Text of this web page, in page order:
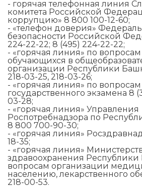
- горячая телефонная линия
комитета Российской
коррупцию» 8 800 100-12-60;
- «телефон доверия»
безопасности Российской
224-22-22; 8 (495) 224-22-22;
- «горячая линия» по
обучающихся в
организации Республики
218-03-25, 218-03-26;
- «горячая линия» по
государственного экзамена 8
03-28;
- «горячая линия» Управления
Роспотребнадзора по
8 800 700-90-30;
- «горячая линия»
18-35;
- «горячая линия»
здравоохранения Республики
вопросам организации
населению, лекарственного
218-00-53.